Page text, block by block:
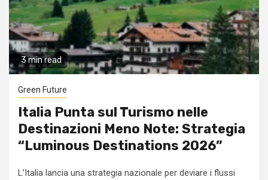
3 min read
Green Future
Italia Punta sul Turismo nelle
Destinazioni Meno Note: Strategia
“Luminous Destinations 2026”
L’Italia lancia una strategia nazionale per deviare i flussi